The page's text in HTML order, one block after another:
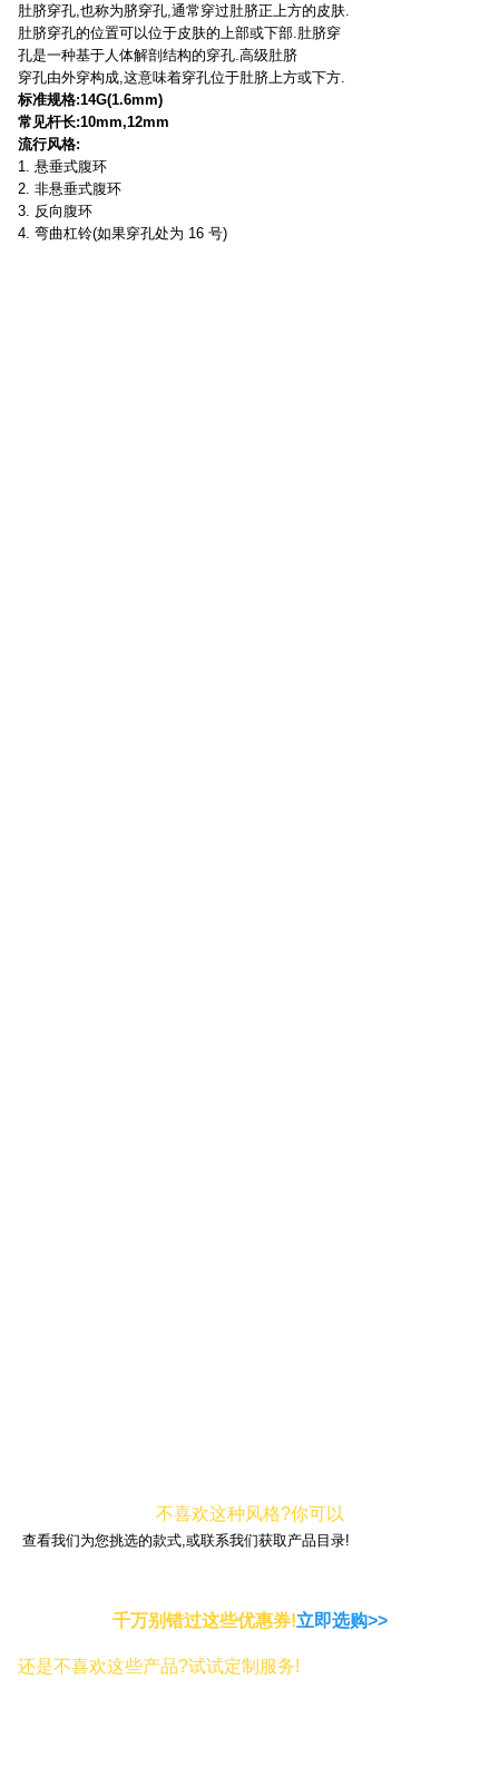
肚脐穿孔,也称为脐穿孔,通常穿过肚脐正上方的皮肤.
肚脐穿孔的位置可以位于皮肤的上部或下部.肚脐穿
孔是一种基于人体解剖结构的穿孔.高级肚脐
穿孔由外穿构成,这意味着穿孔位于肚脐上方或下方.
标准规格:14G(1.6mm)
常见杆长:10mm,12mm
流行风格:
1. 悬垂式腹环
2. 非悬垂式腹环
3. 反向腹环
4. 弯曲杠铃(如果穿孔处为 16 号)
不喜欢这种风格?你可以
查看我们为您挑选的款式,或联系我们获取产品目录!
千万别错过这些优惠券!立即选购>>
还是不喜欢这些产品?试试定制服务!